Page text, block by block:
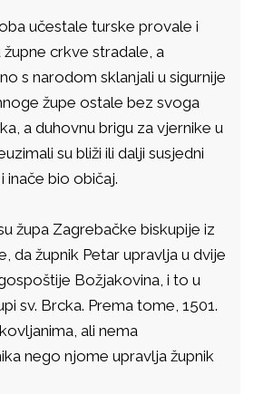
učestale turske provale i
crkve stradale, a
s narodom sklanjali u sigurnije
župe ostale bez svoga
a duhovnu brigu za vjernike u
su bliži ili dalji susjedni
inače bio običaj.
župa Zagrebačke biskupije iz
da župnik Petar upravlja u dvije
Božjakovina, i to u
sv. Brcka. Prema tome, 1501.
ali nema
nego njome upravlja župnik